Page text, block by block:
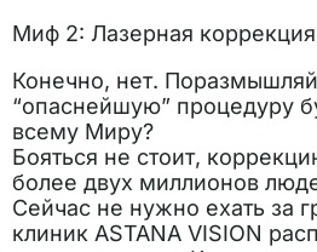
Миф 2: Лазерная коррекция
Конечно, нет.
“опаснейшую” процедуру
всему Миру?
Бояться не стоит,
более двух миллионов
Сейчас не нужно ехать за
клиник ASTANA VISION